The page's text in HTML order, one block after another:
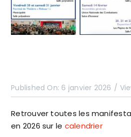
Published On: 6 janvier 2026 /
Retrouver toutes les
en 2026 sur le calendrier